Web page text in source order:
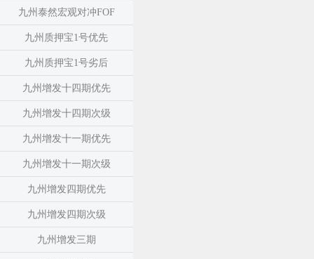
九州泰然宏观对冲FOF
九州质押宝1号优先
九州质押宝1号劣后
九州增发十四期优先
九州增发十四期次级
九州增发十一期优先
九州增发十一期次级
九州增发四期优先
九州增发四期次级
九州增发三期